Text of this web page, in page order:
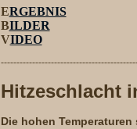
ERGEBNIS
BILDER
VIDEO
Hitzeschlacht
Die hohen